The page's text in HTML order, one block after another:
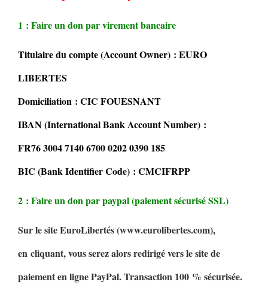
1 : Faire un don par virement bancaire
Titulaire du compte (Account Owner) : EURO
LIBERTES
Domiciliation : CIC FOUESNANT
IBAN (International Bank Account Number) :
FR76 3004 7140 6700 0202 0390 185
BIC (Bank Identifier Code) : CMCIFRPP
2 : Faire un don par paypal (paiement sécurisé SSL)
Sur le site EuroLibertés (www.eurolibertes.com),
en cliquant, vous serez alors redirigé vers le site de
paiement en ligne PayPal. Transaction 100 % sécurisée.